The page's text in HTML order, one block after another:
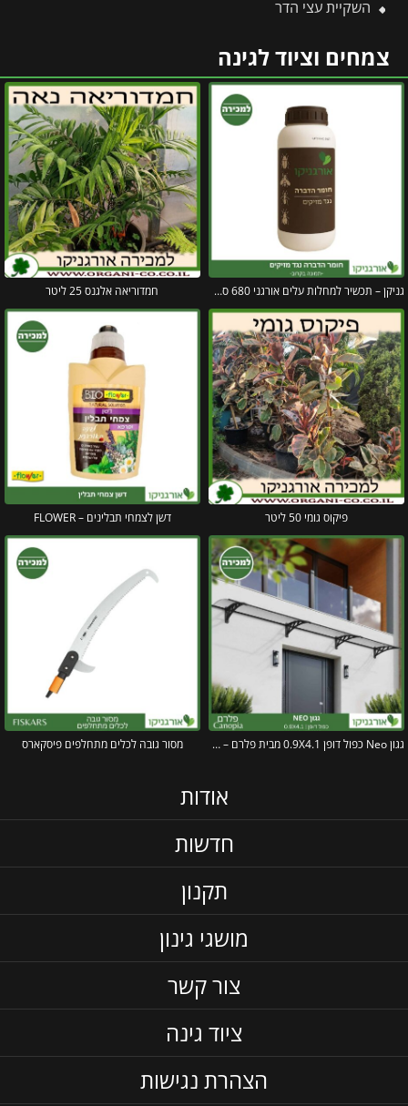
השקיית עצי הדר
צמחים וציוד לגינה
גניקן – תכשיר למחלות עלים אורגני 680 סמ"ק גרין גארד חמדוריאה אלגנס 25 ליטר
פיקוס גומי 50 ליטר דשן לצמחי תבלינים – FLOWER
גגון Neo כפול דופן 0.9X4.1 מבית פלרם – Canopia מסור גובה לכלים מתחלפים פיסקארס
אודות
חדשות
תקנון
מושגי גינון
צור קשר
ציוד גינה
הצהרת נגישות